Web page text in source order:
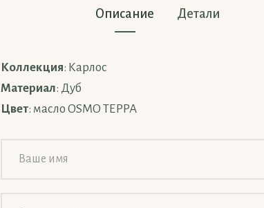
Описание Детали
Коллекция: Карлос
Материал: Дуб
Цвет: масло OSMO ТЕРРА